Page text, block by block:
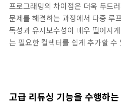
프로그래밍의 차이점은 더욱 두드
문제를 해결하는 과정에서 다중 루
독성과 유지보수성이 매우 떨어지
는 필요한 컬렉터를 쉽게 추가할 수
고급 리듀싱 기능을 수행하